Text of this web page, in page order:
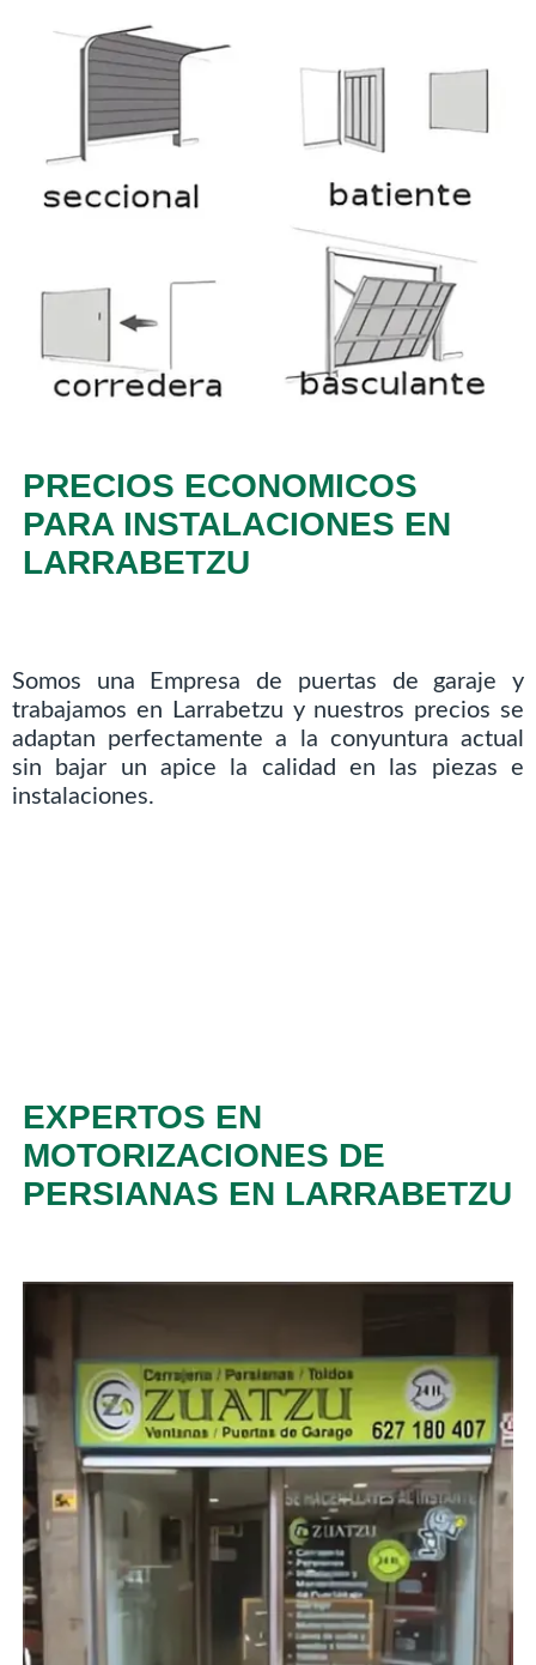
PRECIOS ECONOMICOS
PARA INSTALACIONES EN
LARRABETZU
Somos una Empresa de puertas de garaje y
trabajamos en Larrabetzu y nuestros precios se
adaptan perfectamente a la conyuntura actual
sin bajar un apice la calidad en las piezas e
instalaciones.
EXPERTOS EN
MOTORIZACIONES DE
PERSIANAS EN LARRABETZU